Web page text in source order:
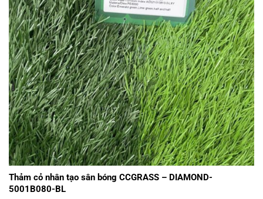
Thảm cỏ nhân tạo sân bóng CCGRASS – DIAMOND-
5001B080-BL